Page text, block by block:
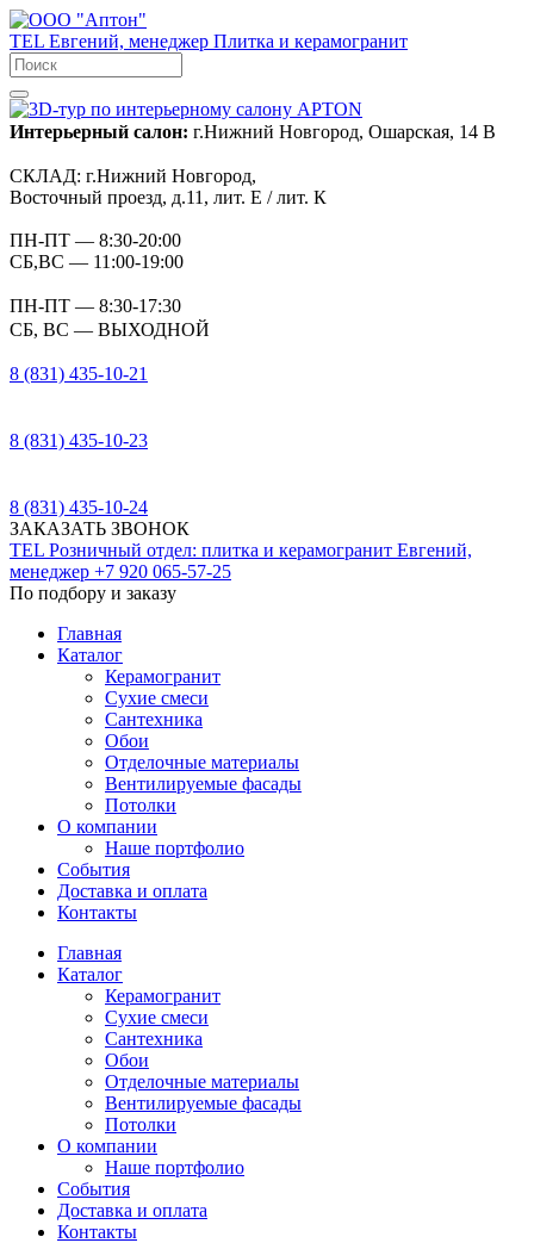
TEL Евгений, менеджер Плитка и керамогранит
Интерьерный салон: г.Нижний Новгород, Ошарская, 14 В
СКЛАД: г.Нижний Новгород,
Восточный проезд, д.11, лит. Е / лит. К
ПН-ПТ — 8:30-20:00
СБ,ВС — 11:00-19:00
ПН-ПТ — 8:30-17:30
СБ, ВС — ВЫХОДНОЙ
8 (831) 435-10-21
8 (831) 435-10-23
8 (831) 435-10-24
ЗАКАЗАТЬ ЗВОНОК
TEL Розничный отдел: плитка и керамогранит Евгений,
менеджер +7 920 065-57-25
По подбору и заказу
Главная
Каталог
Керамогранит
Сухие смеси
Сантехника
Обои
Отделочные материалы
Вентилируемые фасады
Потолки
О компании
Наше портфолио
События
Доставка и оплата
Контакты
Главная
Каталог
Керамогранит
Сухие смеси
Сантехника
Обои
Отделочные материалы
Вентилируемые фасады
Потолки
О компании
Наше портфолио
События
Доставка и оплата
Контакты